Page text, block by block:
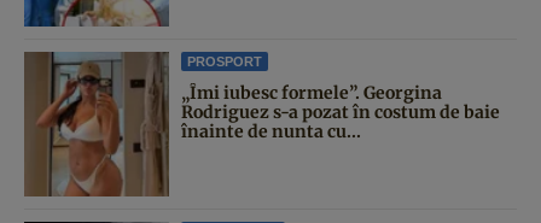
PROSPORT
„Îmi iubesc formele”. Georgina
Rodriguez s-a pozat în costum de baie
înainte de nunta cu...